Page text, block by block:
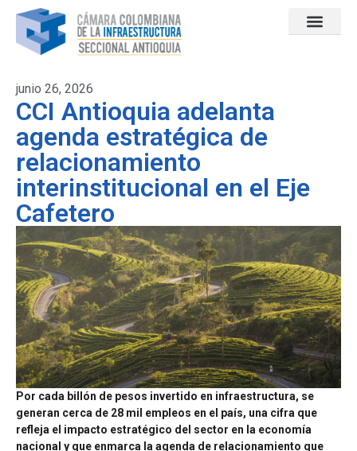
junio 26, 2026
CCI Antioquia adelanta
agenda estratégica de
relacionamiento
interinstitucional en el Eje
Cafetero
Por cada billón de pesos invertido en infraestructura, se
generan cerca de 28 mil empleos en el país, una cifra que
refleja el impacto estratégico del sector en la economía
nacional y que enmarca la agenda de relacionamiento que